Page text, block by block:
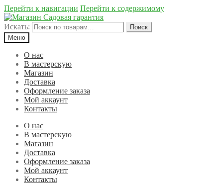
Перейти к навигации Перейти к содержимому
Искать:
Поиск
Меню
О нас
В мастерскую
Магазин
Доставка
Оформление заказа
Мой аккаунт
Контакты
О нас
В мастерскую
Магазин
Доставка
Оформление заказа
Мой аккаунт
Контакты